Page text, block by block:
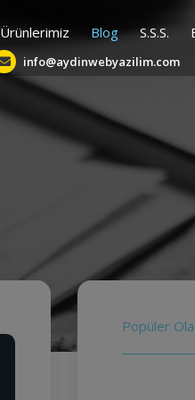
Ürünlerimiz Blog S.S.S.
info@aydinwebyazilim.com
Popüler